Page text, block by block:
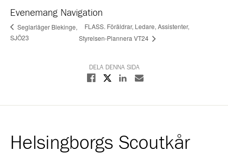
Evenemang Navigation
Seglarläger Blekinge,
SJÖ23
FLASS. Föräldrar, Ledare, Assistenter,
Styrelsen-Plannera VT24
DELA DENNA SIDA
Dela på Facebook
Dela på XDela på Linkedin
Dela med E-post
Helsingborgs Scoutkår